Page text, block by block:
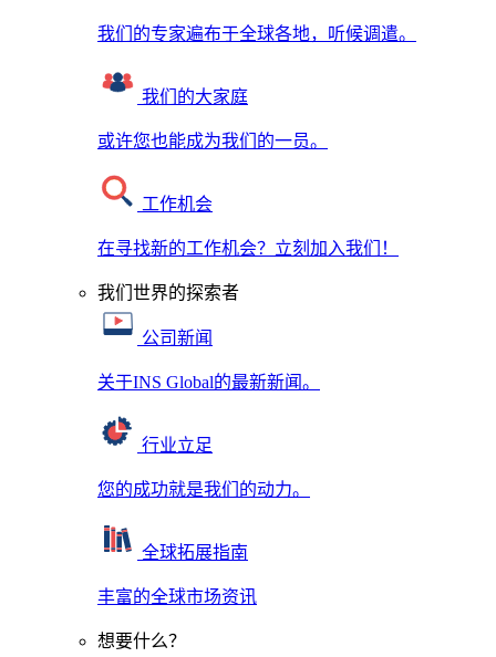
我们的专家遍布于全球各地，听候调遣。
我们的大家庭
或许您也能成为我们的一员。
工作机会
在寻找新的工作机会？立刻加入我们！
我们世界的探索者
公司新闻
关于INS Global的最新新闻。
行业立足
您的成功就是我们的动力。
全球拓展指南
丰富的全球市场资讯
想要什么？